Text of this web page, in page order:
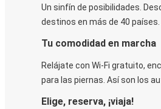
Un sinfín de posibilidades.
destinos en más de 40 países.
Tu comodidad en marcha
Relájate con Wi-Fi gratuito,
para las piernas. Así son los
Elige, reserva, ¡viaja!